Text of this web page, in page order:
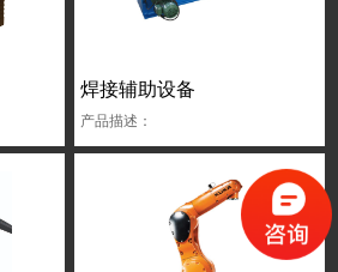
焊接辅助设备
产品描述：